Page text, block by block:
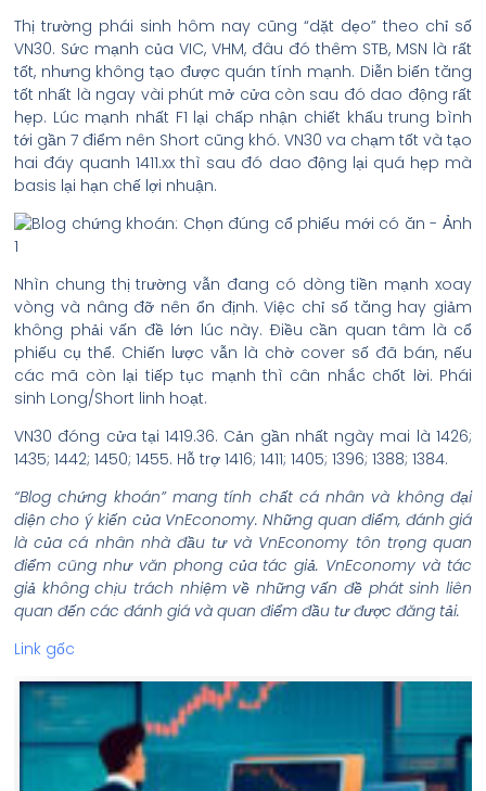
Thị trường phái sinh hôm nay cũng “dặt dẹo” theo chỉ số
VN30. Sức mạnh của VIC, VHM, đâu đó thêm STB, MSN là rất
tốt, nhưng không tạo được quán tính mạnh. Diễn biến tăng
tốt nhất là ngay vài phút mở cửa còn sau đó dao động rất
hẹp. Lúc mạnh nhất F1 lại chấp nhận chiết khấu trung bình
tới gần 7 điểm nên Short cũng khó. VN30 va chạm tốt và tạo
hai đáy quanh 1411.xx thì sau đó dao động lại quá hẹp mà
basis lại hạn chế lợi nhuận.
Nhìn chung thị trường vẫn đang có dòng tiền mạnh xoay
vòng và nâng đỡ nên ổn định. Việc chỉ số tăng hay giảm
không phải vấn đề lớn lúc này. Điều cần quan tâm là cổ
phiếu cụ thể. Chiến lược vẫn là chờ cover số đã bán, nếu
các mã còn lại tiếp tục mạnh thì cân nhắc chốt lời. Phái
sinh Long/Short linh hoạt.
VN30 đóng cửa tại 1419.36. Cản gần nhất ngày mai là 1426;
1435; 1442; 1450; 1455. Hỗ trợ 1416; 1411; 1405; 1396; 1388; 1384.
“Blog chứng khoán” mang tính chất cá nhân và không đại
diện cho ý kiến của VnEconomy. Những quan điểm, đánh giá
là của cá nhân nhà đầu tư và VnEconomy tôn trọng quan
điểm cũng như văn phong của tác giả. VnEconomy và tác
giả không chịu trách nhiệm về những vấn đề phát sinh liên
quan đến các đánh giá và quan điểm đầu tư được đăng tải.
Link gốc